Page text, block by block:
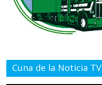
Cuna de la Noticia TV